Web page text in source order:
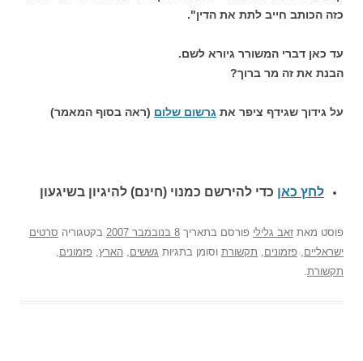
כזה הכותב חייב לתת את הדין".
עד כאן דברי המשורר גיורא לשם.
הבנת את זה מר ברוך?
על גידוך שגידף ציפר את גרשום שלום (ראה בסוף המאמר)
לחץ כאן כדי להירשם כמנוי (חינם) להיגיון בשיגעון
פוסט מאת זאב גלילי פורסם בתאריך 8 בנובמבר 2007 בקטגוריה סרטים
ישראליים פזמונים תקשורת וסומן בתגיות גששים הארץ פזמונים
תקשורת